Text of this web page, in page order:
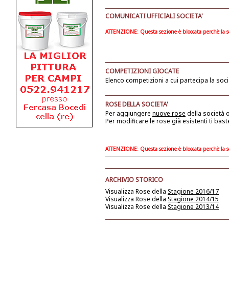
COMUNICATI UFFICIALI SOCIETA'
ATTENZIONE: Questa sezione è bloccata perchè
COMPETIZIONI GIOCATE
Elenco competizioni a cui partecipa la
ROSE DELLA SOCIETA'
Per aggiungere nuove rose della società
Per modificare le rose già esistenti ti
ATTENZIONE: Questa sezione è bloccata perchè
ARCHIVIO STORICO
Visualizza Rose della Stagione 2016/17
Visualizza Rose della Stagione 2014/15
Visualizza Rose della Stagione 2013/14